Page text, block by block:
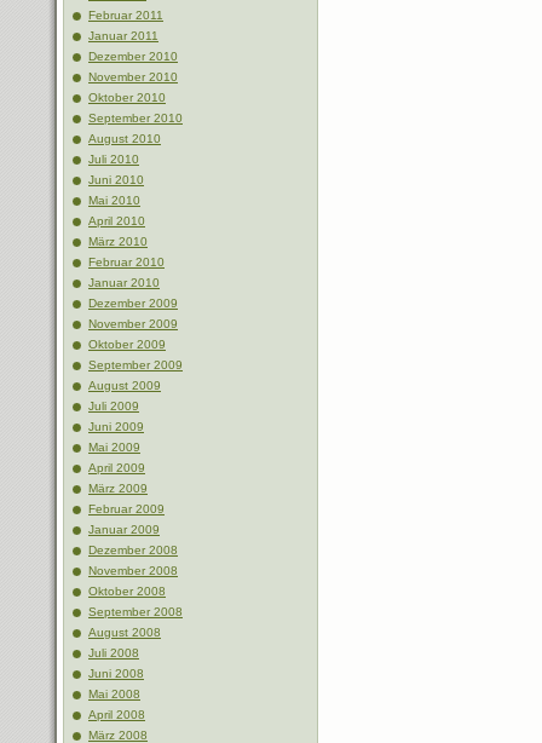
Februar 2011
Januar 2011
Dezember 2010
November 2010
Oktober 2010
September 2010
August 2010
Juli 2010
Juni 2010
Mai 2010
April 2010
März 2010
Februar 2010
Januar 2010
Dezember 2009
November 2009
Oktober 2009
September 2009
August 2009
Juli 2009
Juni 2009
Mai 2009
April 2009
März 2009
Februar 2009
Januar 2009
Dezember 2008
November 2008
Oktober 2008
September 2008
August 2008
Juli 2008
Juni 2008
Mai 2008
April 2008
März 2008